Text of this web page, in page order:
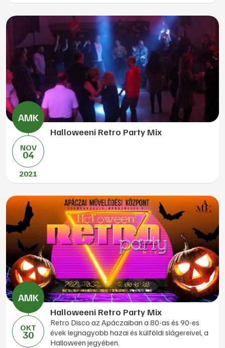
NOV
04
2021
Halloweeni Retro Party Mix
OKT
30
Halloweeni Retro Party Mix
Retro Disco az Apáczaiban a 80-as és 90-es
évek legnagyobb hazai és külföldi slágereivel, a
Halloween jegyében.